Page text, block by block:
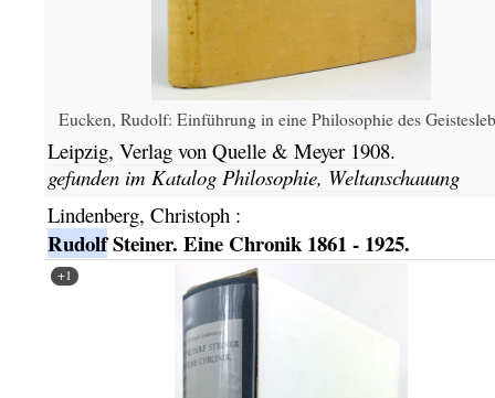
Eucken, Rudolf: Einführung in eine Philosophie des
Leipzig, Verlag von Quelle & Meyer 1908.
gefunden im Katalog Philosophie, Weltanschauung
Lindenberg, Christoph :
RudolfSteiner. Eine Chronik 1861 - 1925.
+1